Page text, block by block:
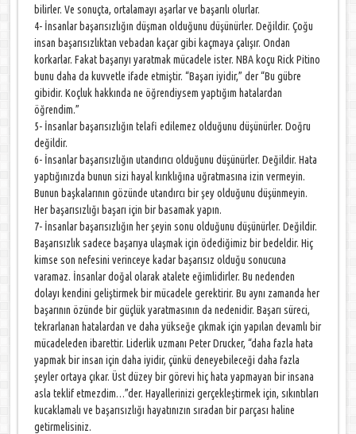
bilirler. Ve sonuçta, ortalamayı aşarlar ve başarılı olurlar.
4- İnsanlar başarısızlığın düşman olduğunu düşünürler. Değildir. Çoğu
insan başarısızlıktan vebadan kaçar gibi kaçmaya çalışır. Ondan
korkarlar. Fakat başarıyı yaratmak mücadele ister. NBA koçu Rick Pitino
bunu daha da kuvvetle ifade etmiştir. “Başarı iyidir,” der “Bu gübre
gibidir. Koçluk hakkında ne öğrendiysem yaptığım hatalardan
öğrendim.”
5- İnsanlar başarısızlığın telafi edilemez olduğunu düşünürler. Doğru
değildir.
6- İnsanlar başarısızlığın utandırıcı olduğunu düşünürler. Değildir. Hata
yaptığınızda bunun sizi hayal kırıklığına uğratmasına izin vermeyin.
Bunun başkalarının gözünde utandırcı bir şey olduğunu düşünmeyin.
Her başarısızlığı başarı için bir basamak yapın.
7- İnsanlar başarısızlığın her şeyin sonu olduğunu düşünürler. Değildir.
Başarısızlık sadece başarıya ulaşmak için ödediğimiz bir bedeldir. Hiç
kimse son nefesini verinceye kadar başarısız olduğu sonucuna
varamaz. İnsanlar doğal olarak atalete eğimlidirler. Bu nedenden
dolayı kendini geliştirmek bir mücadele gerektirir. Bu aynı zamanda her
başarının özünde bir güçlük yaratmasının da nedenidir. Başarı süreci,
tekrarlanan hatalardan ve daha yükseğe çıkmak için yapılan devamlı bir
mücadeleden ibarettir. Liderlik uzmanı Peter Drucker, “daha fazla hata
yapmak bir insan için daha iyidir, çünkü deneyebileceği daha fazla
şeyler ortaya çıkar. Üst düzey bir görevi hiç hata yapmayan bir insana
asla teklif etmezdim…”der. Hayallerinizi gerçekleştirmek için, sıkıntıları
kucaklamalı ve başarısızlığı hayatınızın sıradan bir parçası haline
getirmelisiniz.